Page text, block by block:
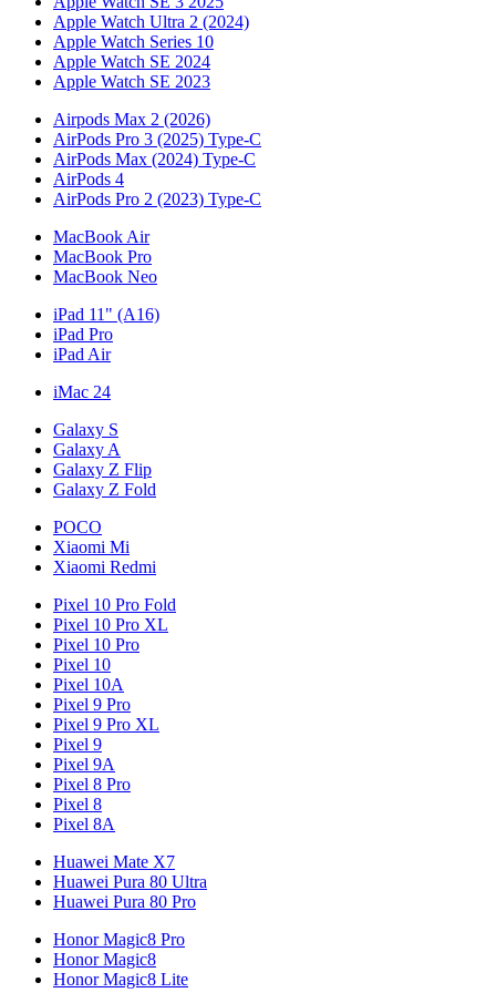
Apple Watch Ultra 2 (2024)
Apple Watch Series 10
Apple Watch SE 2024
Apple Watch SE 2023
Airpods Max 2 (2026)
AirPods Pro 3 (2025) Type-C
AirPods Max (2024) Type-C
AirPods 4
AirPods Pro 2 (2023) Type-C
MacBook Air
MacBook Pro
MacBook Neo
iPad 11" (A16)
iPad Pro
iPad Air
iMac 24
Galaxy S
Galaxy A
Galaxy Z Flip
Galaxy Z Fold
POCO
Xiaomi Mi
Xiaomi Redmi
Pixel 10 Pro Fold
Pixel 10 Pro XL
Pixel 10 Pro
Pixel 10
Pixel 10A
Pixel 9 Pro
Pixel 9 Pro XL
Pixel 9
Pixel 9A
Pixel 8 Pro
Pixel 8
Pixel 8A
Huawei Mate X7
Huawei Pura 80 Ultra
Huawei Pura 80 Pro
Honor Magic8 Pro
Honor Magic8
Honor Magic8 Lite